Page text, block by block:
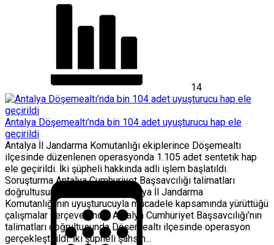
14
Antalya Döşemealtı’nda bin 104 adet uyuşturucu hap ele
geçirildi
Antalya İl Jandarma Komutanlığı ekiplerince Döşemealtı
ilçesinde düzenlenen operasyonda 1.105 adet sentetik hap
ele geçirildi. İki şüpheli hakkında adli işlem başlatıldı.
Soruşturma Antalya Cumhuriyet Başsavcılığı talimatları
doğrultusunda yürütülüyor. Antalya İl Jandarma
Komutanlığı’nın uyuşturucuyla mücadele kapsamında yürüttüğü
çalışmalar çerçevesinde, Antalya Cumhuriyet Başsavcılığı’nın
talimatları doğrultusunda Döşemealtı ilçesinde operasyon
gerçekleştirildi. İki şüpheli şahsın...